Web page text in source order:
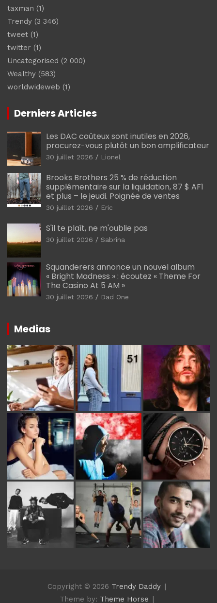
taxman (1)
Trendy (3 346)
tweet (1)
twitter (1)
Uncategorised (2 000)
Wealthy (583)
worldwideweb (1)
Derniers Articles
Les DAC coûteux sont inutiles en 2026,
procurez-vous plutôt un bon amplificateur
30 juillet 2026 Lionel
Brooks Brothers 25 % de réduction
supplémentaire sur la liquidation, 87 $ AF1
et plus – le jeudi. Poignée de ventes
30 juillet 2026 Eric
S'il te plaît, ne m'oublie pas
30 juillet 2026 Sabrina
Squanderers annonce un nouvel album
« Bright Madness » : écoutez « Theme For
The Casino At 5 AM »
30 juillet 2026 Dad One
Medias
Copyright © 2026 Trendy Daddy
Theme by: Theme Horse